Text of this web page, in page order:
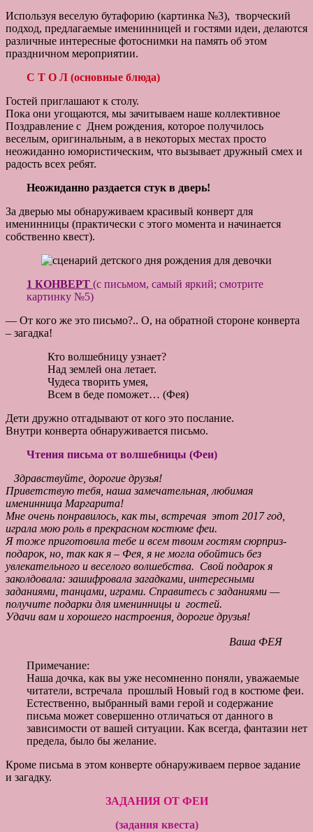
Используя веселую бутафорию (картинка №3), творческий
подход, предлагаемые именинницей и гостями идеи, делаются
различные интересные фотоснимки на память об этом
праздничном мероприятии.
С Т О Л (основные блюда)
Гостей приглашают к столу.
Пока они угощаются, мы зачитываем наше коллективное
Поздравление с Днем рождения, которое получилось
веселым, оригинальным, а в некоторых местах просто
неожиданно юмористическим, что вызывает дружный смех и
радость всех ребят.
Неожиданно раздается стук в дверь!
За дверью мы обнаруживаем красивый конверт для
именинницы (практически с этого момента и начинается
собственно квест).
1 КОНВЕРТ (с письмом, самый яркий; смотрите
картинку №5)
— От кого же это письмо?.. О, на обратной стороне конверта
– загадка!
Кто волшебницу узнает?
Над землей она летает.
Чудеса творить умея,
Всем в беде поможет… (Фея)
Дети дружно отгадывают от кого это послание.
Внутри конверта обнаруживается письмо.
Чтения письма от волшебницы (Феи)
Здравствуйте, дорогие друзья!
Приветствую тебя, наша замечательная, любимая
именинница Маргарита!
Мне очень понравилось, как ты, встречая этот 2017 год,
играла мою роль в прекрасном костюме феи.
Я тоже приготовила тебе и всем твоим гостям сюрприз-
подарок, но, так как я – Фея, я не могла обойтись без
увлекательного и веселого волшебства. Свой подарок я
заколдовала: зашифровала загадками, интересными
заданиями, танцами, играми. Справитесь с заданиями —
получите подарки для именинницы и гостей.
Удачи вам и хорошего настроения, дорогие друзья!
Ваша ФЕЯ
Примечание:
Наша дочка, как вы уже несомненно поняли, уважаемые
читатели, встречала прошлый Новый год в костюме феи.
Естественно, выбранный вами герой и содержание
письма может совершенно отличаться от данного в
зависимости от вашей ситуации. Как всегда, фантазии нет
предела, было бы желание.
Кроме письма в этом конверте обнаруживаем первое задание
и загадку.
ЗАДАНИЯ ОТ ФЕИ
(задания квеста)